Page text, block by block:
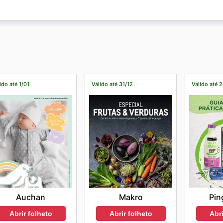
sempre a par das melhores promoções do
mais cedo.
até 1/01
Auchan
Abrir folheto
Válido até 31/12
Makro
Abrir folheto
Válido até